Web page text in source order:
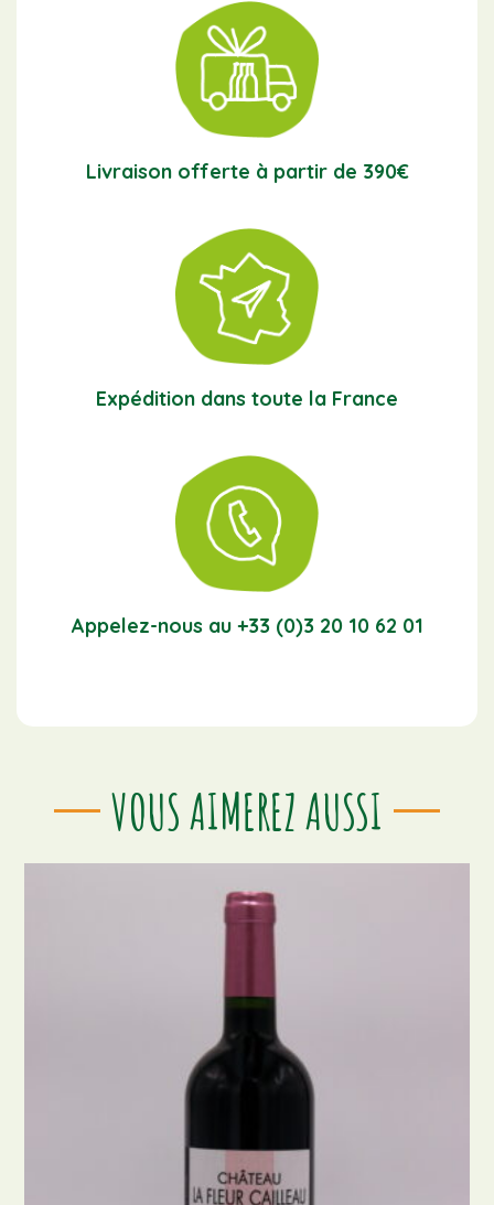
Livraison offerte à partir de 390€
Expédition dans toute la France
Appelez-nous au +33 (0)3 20 10 62 01
VOUS AIMEREZ AUSSI